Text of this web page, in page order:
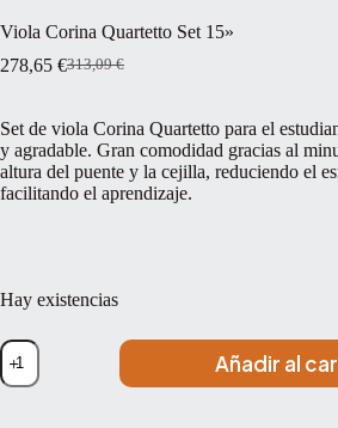
Viola Corina Quartetto Set 15»
313,09€
El
era:
313,09 €.
278,65 €El
es:
278,65 €.
Set de viola Corina Quartetto para el
y agradable. Gran comodidad gracias al
altura del puente y la cejilla, reduciendo el
facilitando el aprendizaje.
Hay existencias
Viola
Corina
Quartetto
Añadir al